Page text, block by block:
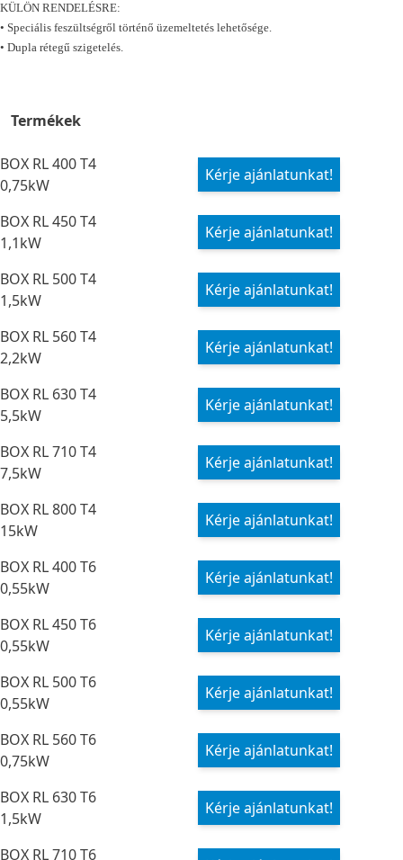
KÜLÖN RENDELÉSRE:
• Speciális feszültségről történő üzemeltetés lehetősége.
• Dupla rétegű szigetelés.
Termékek
BOX RL 400 T4
0,75kW
Kérje ajánlatunkat!
BOX RL 450 T4
1,1kW
Kérje ajánlatunkat!
BOX RL 500 T4
1,5kW
Kérje ajánlatunkat!
BOX RL 560 T4
2,2kW
Kérje ajánlatunkat!
BOX RL 630 T4
5,5kW
Kérje ajánlatunkat!
BOX RL 710 T4
7,5kW
Kérje ajánlatunkat!
BOX RL 800 T4
15kW
Kérje ajánlatunkat!
BOX RL 400 T6
0,55kW
Kérje ajánlatunkat!
BOX RL 450 T6
0,55kW
Kérje ajánlatunkat!
BOX RL 500 T6
0,55kW
Kérje ajánlatunkat!
BOX RL 560 T6
0,75kW
Kérje ajánlatunkat!
BOX RL 630 T6
1,5kW
Kérje ajánlatunkat!
BOX RL 710 T6